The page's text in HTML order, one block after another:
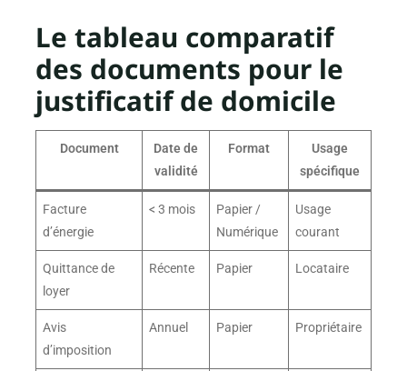
Le tableau comparatif
des documents pour le
justificatif de domicile
Document
Date de
validité
Format
Usage
spécifique
Facture
d’énergie
< 3 mois
Papier /
Numérique
Usage
courant
Quittance de
loyer
Récente Papier Locataire
Avis
d’imposition
Annuel Papier Propriétaire